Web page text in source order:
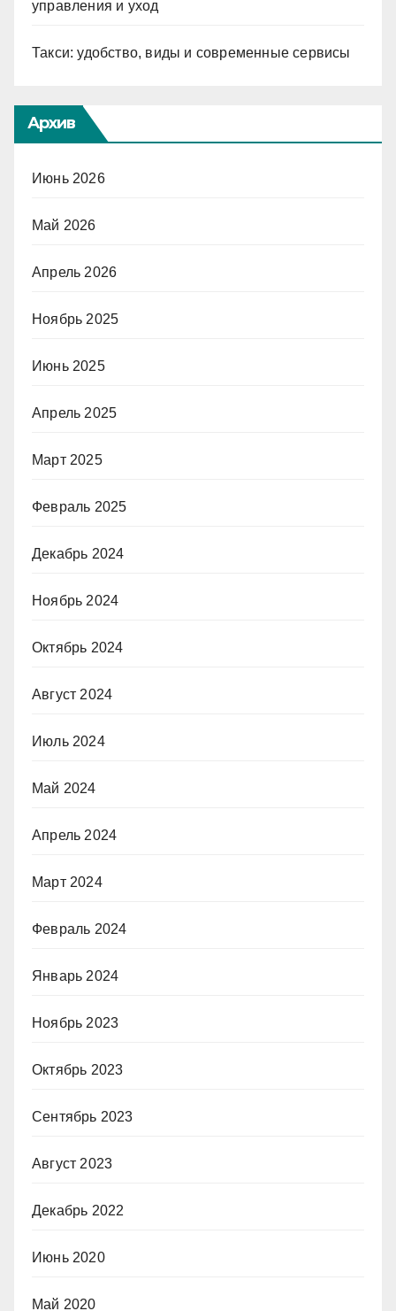
управления и уход
Такси: удобство, виды и современные сервисы
Архив
Июнь 2026
Май 2026
Апрель 2026
Ноябрь 2025
Июнь 2025
Апрель 2025
Март 2025
Февраль 2025
Декабрь 2024
Ноябрь 2024
Октябрь 2024
Август 2024
Июль 2024
Май 2024
Апрель 2024
Март 2024
Февраль 2024
Январь 2024
Ноябрь 2023
Октябрь 2023
Сентябрь 2023
Август 2023
Декабрь 2022
Июнь 2020
Май 2020